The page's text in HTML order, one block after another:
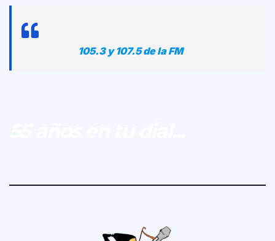
105.3 y 107.5 de la FM